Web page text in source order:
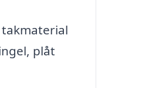
plåt